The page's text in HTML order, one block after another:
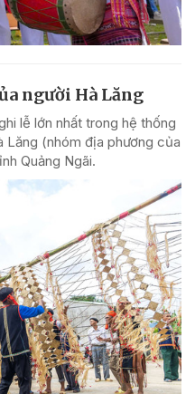
người Hà Lăng
lễ lớn nhất trong hệ thống
Lăng (nhóm địa phương của
Quảng Ngãi.